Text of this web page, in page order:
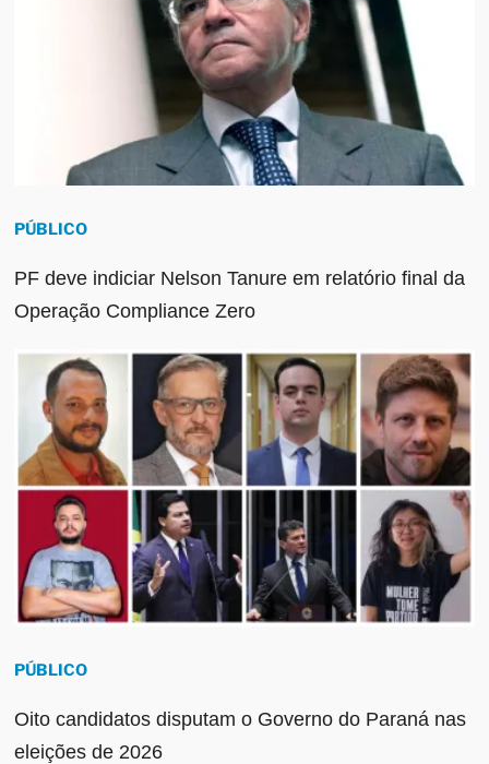
PÚBLICO
PF deve indiciar Nelson Tanure em relatório final da
Operação Compliance Zero
PÚBLICO
Oito candidatos disputam o Governo do Paraná nas
eleições de 2026